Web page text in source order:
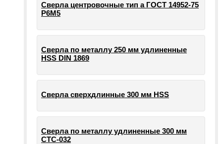
Сверла центровочные тип а ГОСТ 14952-75
Р6М5
Сверла по металлу 250 мм удлиненные
HSS DIN 1869
Сверла сверхдлинные 300 мм HSS
Сверла по металлу удлиненные 300 мм
СТС-032